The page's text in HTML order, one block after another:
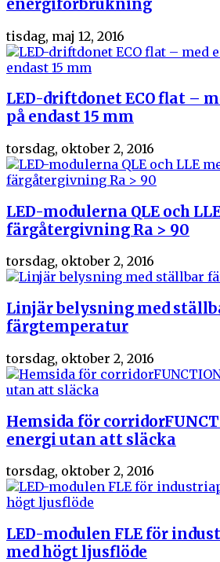
energiförbrukning
tisdag, maj 12, 2016
LED-driftdonet ECO flat –
på endast 15 mm
torsdag, oktober 2, 2016
LED-modulerna QLE och
färgåtergivning Ra > 90
torsdag, oktober 2, 2016
Linjär belysning med
färgtemperatur
torsdag, oktober 2, 2016
Hemsida för
energi utan att släcka
torsdag, oktober 2, 2016
LED-modulen FLE för
med högt ljusflöde